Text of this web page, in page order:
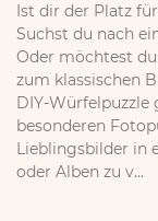
Ist dir der Platz
Suchst du nach
Oder möchtest
zum klassischen
DIY-Würfelpuzzle
besonderen
Lieblingsbilder in
oder Alben zu v...